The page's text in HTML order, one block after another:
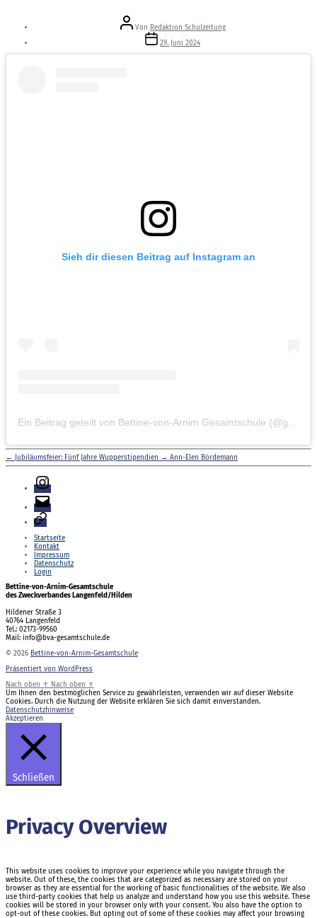
Beitragsautor
Von Redaktion Schulzeitung
Veröffentlichungsdatum
29. Juni 2024
Sieh dir diesen Beitrag auf Instagram an
← Jubiläumsfeier: Fünf Jahre Wupperstipendien → Ann-Elen Bördemann
Instagram
E-
Mail
Login
Startseite
Kontakt
Impressum
Datenschutz
Login
Bettine-von-Arnim-Gesamtschule
des Zweckverbandes Langenfeld/Hilden
Hildener Straße 3
40764 Langenfeld
Tel.: 02173-99560
Mail: info@bva-gesamtschule.de
© 2026 Bettine-von-Arnim-Gesamtschule
Präsentiert von WordPress
Nach oben ↑ Nach oben ↑
Um Ihnen den bestmöglichen Service zu gewährleisten, verwenden wir auf dieser Website
Cookies. Durch die Nutzung der Website erklären Sie sich damit einverstanden.
Datenschutzhinweise
Akzeptieren
Schließen
Privacy Overview
This website uses cookies to improve your experience while you navigate through the
website. Out of these, the cookies that are categorized as necessary are stored on your
browser as they are essential for the working of basic functionalities of the website. We also
use third-party cookies that help us analyze and understand how you use this website. These
cookies will be stored in your browser only with your consent. You also have the option to
opt-out of these cookies. But opting out of some of these cookies may affect your browsing